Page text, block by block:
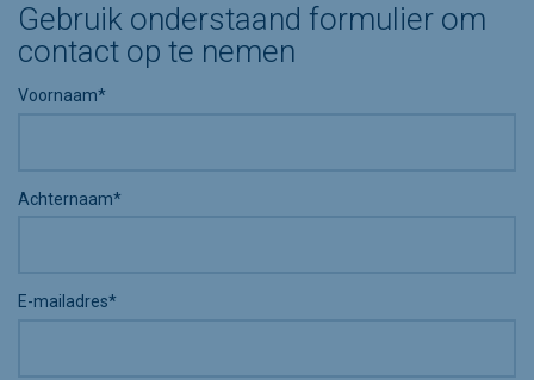
Gebruik onderstaand formulier om
contact op te nemen
Voornaam*
Achternaam*
E-mailadres*